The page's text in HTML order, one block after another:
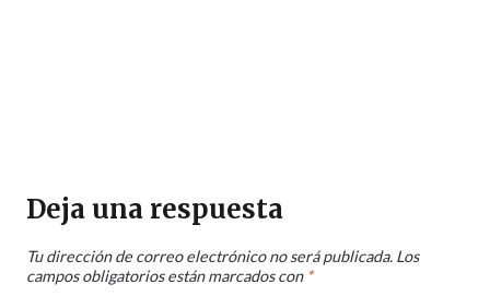
Deja una respuesta
Tu dirección de correo electrónico no será publicada. Los
campos obligatorios están marcados con *